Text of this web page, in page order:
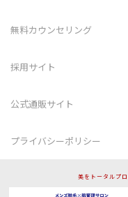
無料カウンセリング
採用サイト
公式通販サイト
プライバシーポリシー
美をトータルプ